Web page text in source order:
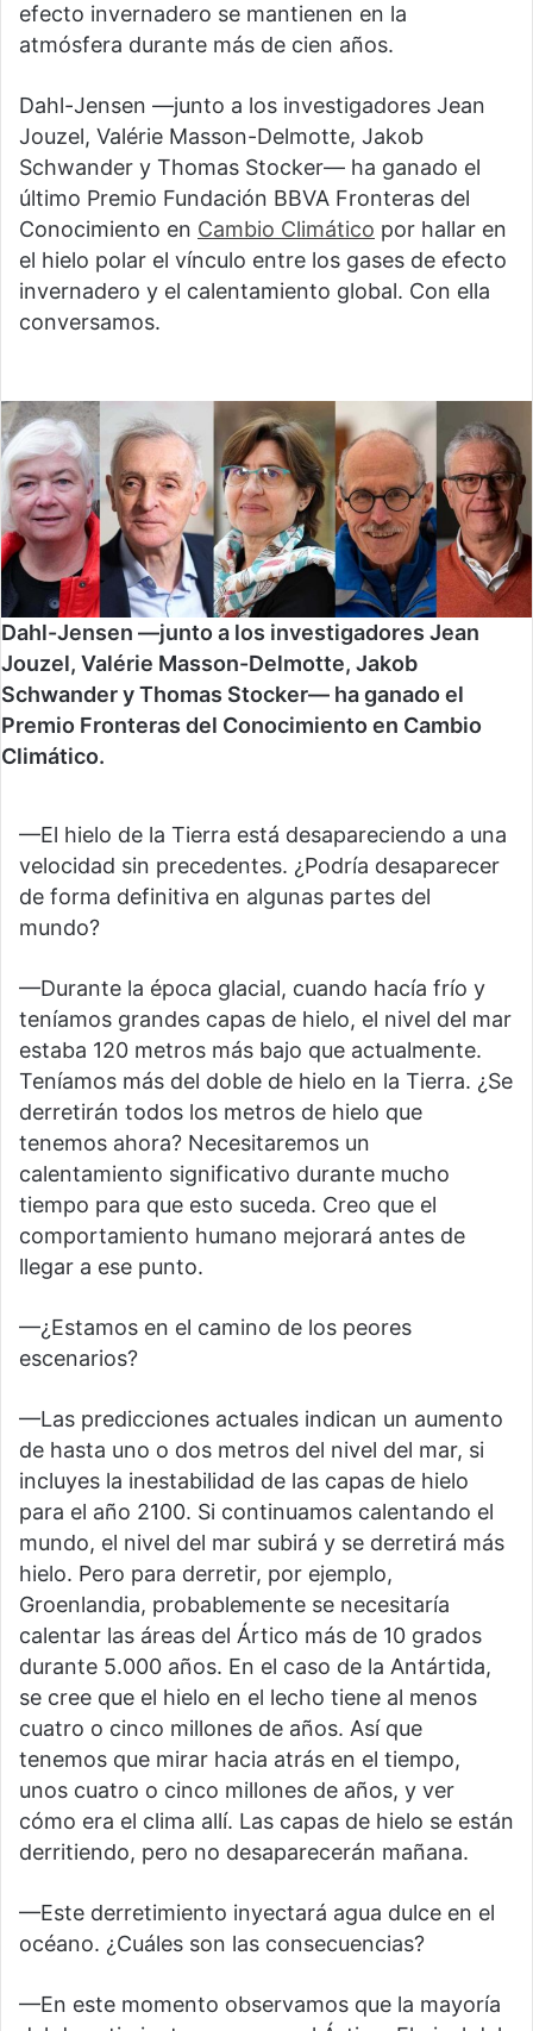
efecto invernadero se mantienen en la
atmósfera durante más de cien años.
Dahl-Jensen —junto a los investigadores Jean
Jouzel, Valérie Masson-Delmotte, Jakob
Schwander y Thomas Stocker— ha ganado el
último Premio Fundación BBVA Fronteras del
Conocimiento en Cambio Climático por hallar en
el hielo polar el vínculo entre los gases de efecto
invernadero y el calentamiento global. Con ella
conversamos.
Dahl-Jensen —junto a los investigadores Jean
Jouzel, Valérie Masson-Delmotte, Jakob
Schwander y Thomas Stocker— ha ganado el
Premio Fronteras del Conocimiento en Cambio
Climático.
—El hielo de la Tierra está desapareciendo a una
velocidad sin precedentes. ¿Podría desaparecer
de forma definitiva en algunas partes del
mundo?
—Durante la época glacial, cuando hacía frío y
teníamos grandes capas de hielo, el nivel del mar
estaba 120 metros más bajo que actualmente.
Teníamos más del doble de hielo en la Tierra. ¿Se
derretirán todos los metros de hielo que
tenemos ahora? Necesitaremos un
calentamiento significativo durante mucho
tiempo para que esto suceda. Creo que el
comportamiento humano mejorará antes de
llegar a ese punto.
—¿Estamos en el camino de los peores
escenarios?
—Las predicciones actuales indican un aumento
de hasta uno o dos metros del nivel del mar, si
incluyes la inestabilidad de las capas de hielo
para el año 2100. Si continuamos calentando el
mundo, el nivel del mar subirá y se derretirá más
hielo. Pero para derretir, por ejemplo,
Groenlandia, probablemente se necesitaría
calentar las áreas del Ártico más de 10 grados
durante 5.000 años. En el caso de la Antártida,
se cree que el hielo en el lecho tiene al menos
cuatro o cinco millones de años. Así que
tenemos que mirar hacia atrás en el tiempo,
unos cuatro o cinco millones de años, y ver
cómo era el clima allí. Las capas de hielo se están
derritiendo, pero no desaparecerán mañana.
—Este derretimiento inyectará agua dulce en el
océano. ¿Cuáles son las consecuencias?
—En este momento observamos que la mayoría